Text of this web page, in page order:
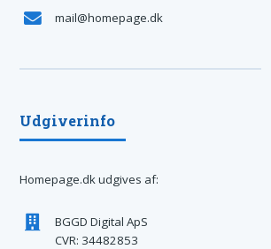
mail@homepage.dk
Udgiverinfo
Homepage.dk udgives af:
BGGD Digital ApS
CVR: 34482853